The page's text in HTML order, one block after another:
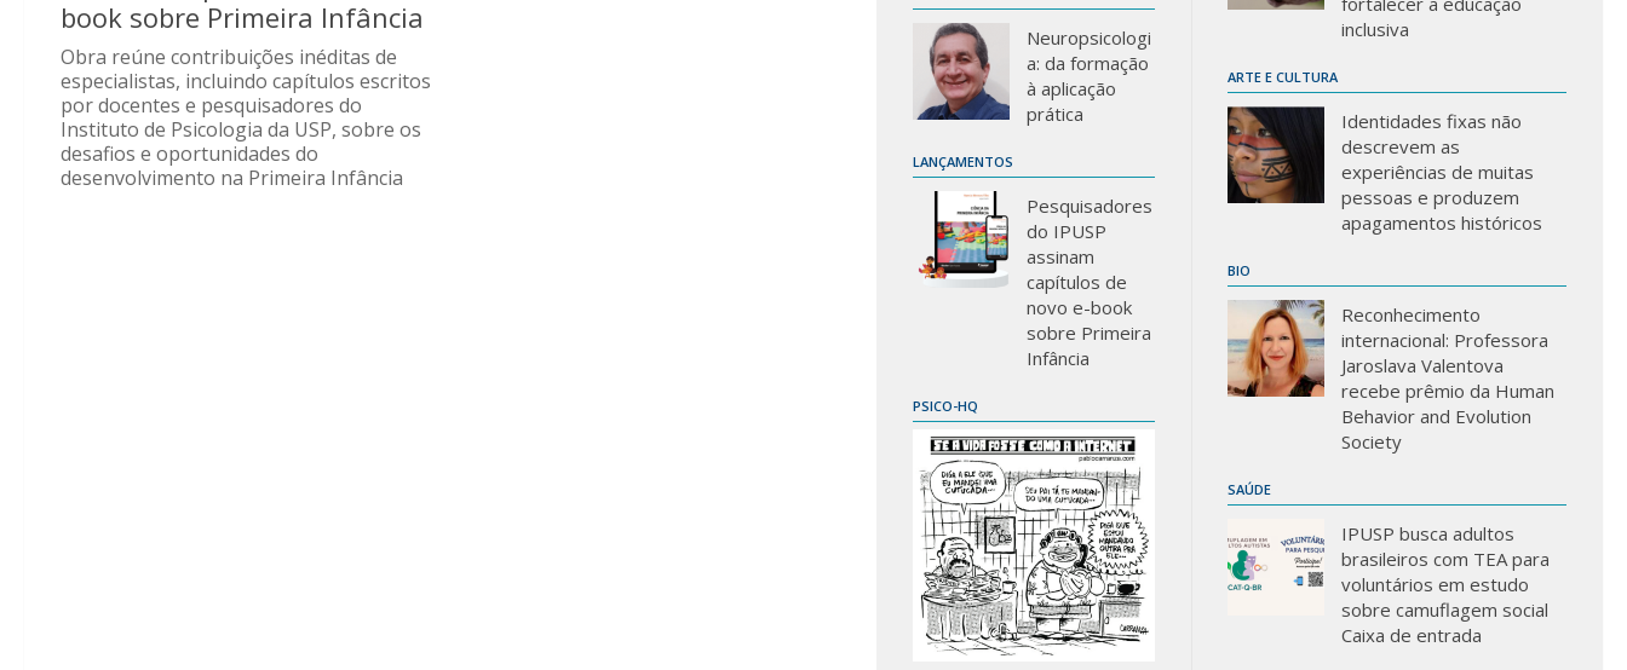
book sobre Primeira Infância
Obra reúne contribuições inéditas de
especialistas, incluindo capítulos escritos
por docentes e pesquisadores do
Instituto de Psicologia da USP, sobre os
desafios e oportunidades do
desenvolvimento na Primeira Infância
inclusiva
ARTE E CULTURA
Identidades fixas não
descrevem as
experiências de muitas
pessoas e produzem
apagamentos históricos
BIO
Reconhecimento
internacional: Professora
Jaroslava Valentova
recebe prêmio da Human
Behavior and Evolution
Society
SAÚDE
IPUSP busca adultos
brasileiros com TEA para
voluntários em estudo
sobre camuflagem social
Caixa de entrada
Neuropsicologi
a: da formação
à aplicação
prática
LANÇAMENTOS
Pesquisadores
do IPUSP
assinam
capítulos de
novo e-book
sobre Primeira
Infância
PSICO-HQ